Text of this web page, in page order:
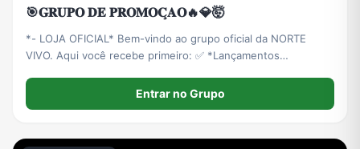
🎯𝐆𝐑𝐔𝐏𝐎 𝐃𝐄 𝐏𝐑𝐎𝐌𝐎𝐂̧𝐀𝐎🔥💎🤯
*- LOJA OFICIAL* Bem-vindo ao grupo oficial da NORTE
VIVO. Aqui você recebe primeiro: ✅ *Lançamentos
LIMITADO* - Edições que não voltam.
Entrar no Grupo